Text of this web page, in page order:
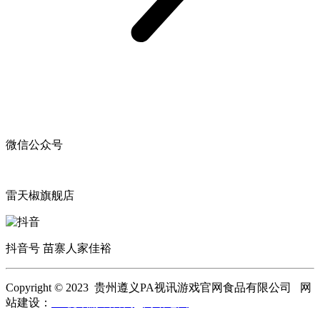
微信公众号
雷天椒旗舰店
抖音号 苗寨人家佳裕
Copyright © 2023 贵州遵义PA视讯游戏官网食品有限公司 网
站建设：